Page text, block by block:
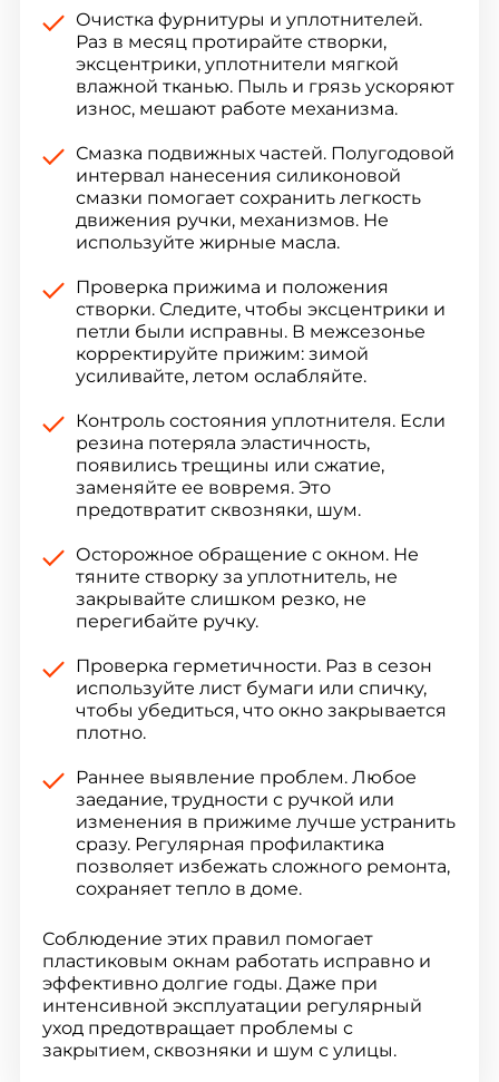
Очистка фурнитуры и уплотнителей.
Раз в месяц протирайте створки,
эксцентрики, уплотнители мягкой
влажной тканью. Пыль и грязь ускоряют
износ, мешают работе механизма.
Смазка подвижных частей. Полугодовой
интервал нанесения силиконовой
смазки помогает сохранить легкость
движения ручки, механизмов. Не
используйте жирные масла.
Проверка прижима и положения
створки. Следите, чтобы эксцентрики и
петли были исправны. В межсезонье
корректируйте прижим: зимой
усиливайте, летом ослабляйте.
Контроль состояния уплотнителя. Если
резина потеряла эластичность,
появились трещины или сжатие,
заменяйте ее вовремя. Это
предотвратит сквозняки, шум.
Осторожное обращение с окном. Не
тяните створку за уплотнитель, не
закрывайте слишком резко, не
перегибайте ручку.
Проверка герметичности. Раз в сезон
используйте лист бумаги или спичку,
чтобы убедиться, что окно закрывается
плотно.
Раннее выявление проблем. Любое
заедание, трудности с ручкой или
изменения в прижиме лучше устранить
сразу. Регулярная профилактика
позволяет избежать сложного ремонта,
сохраняет тепло в доме.
Соблюдение этих правил помогает
пластиковым окнам работать исправно и
эффективно долгие годы. Даже при
интенсивной эксплуатации регулярный
уход предотвращает проблемы с
закрытием, сквозняки и шум с улицы.